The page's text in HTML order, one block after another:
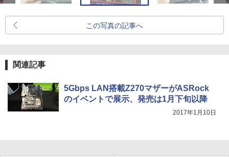
この写真の記事へ
関連記事
5Gbps LAN搭載Z270マザーがASRock
のイベントで展示、発売は1月下旬以降
2017年1月10日